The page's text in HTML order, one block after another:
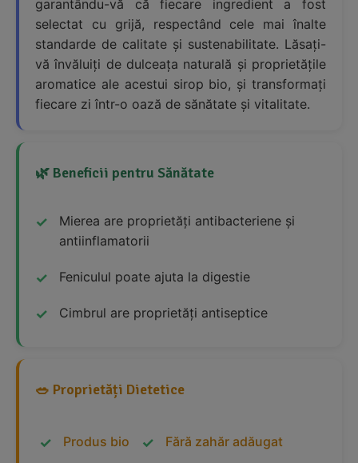
garantându-vă că fiecare ingredient a fost
selectat cu grijă, respectând cele mai înalte
standarde de calitate și sustenabilitate. Lăsați-
vă învăluiți de dulceața naturală și proprietățile
aromatice ale acestui sirop bio, și transformați
fiecare zi într-o oază de sănătate și vitalitate.
🌿 Beneficii pentru Sănătate
Mierea are proprietăți antibacteriene și
antiinflamatorii
Feniculul poate ajuta la digestie
Cimbrul are proprietăți antiseptice
🥗 Proprietăți Dietetice
Produs bio Fără zahăr adăugat